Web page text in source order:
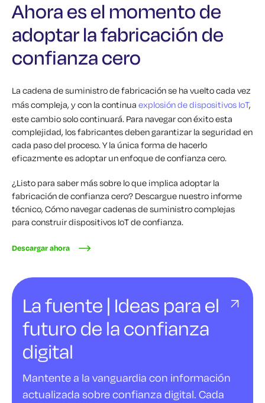
Ahora es el momento de
adoptar la fabricación de
confianza cero
La cadena de suministro de fabricación se ha vuelto cada vez
más compleja, y con la continua explosión de dispositivos IoT,
este cambio solo continuará. Para navegar con éxito esta
complejidad, los fabricantes deben garantizar la seguridad en
cada paso del proceso. Y la única forma de hacerlo
eficazmente es adoptar un enfoque de confianza cero.
¿Listo para saber más sobre lo que implica adoptar la
fabricación de confianza cero? Descargue nuestro informe
técnico, Cómo navegar cadenas de suministro complejas
para construir dispositivos IoT de confianza.
Descargar ahora
La fuente | Ideas para el
futuro de la confianza
digital
Mantente a la vanguardia con información
actualizada sobre confianza digital. Cada